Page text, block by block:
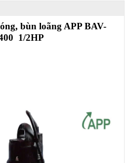
bùn loãng APP BAV-
1/2HP